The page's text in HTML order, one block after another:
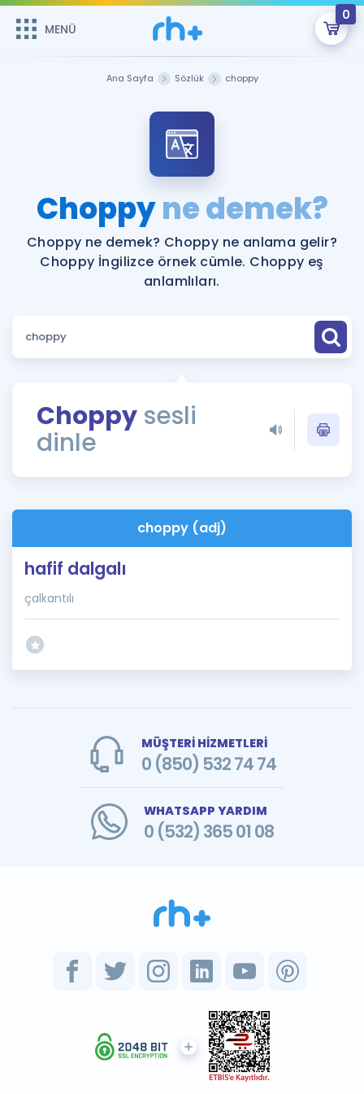
MENÜ
0
Şifremi Hatırlamıyorum
ÜYE DEĞİLİM
Sepetin Şu An Boş.
Remzi Hoca ile seni sınava hazırlayacak onlarca eğitim seni
bekliyor!
MENÜ
Katılımcı Görüşleri
Faydalı Araçlar
Sözlük
Rehberlik Aracı
ÖSYM Sınav Takvimi
İngilizce Gramer
Hakkımızda
Ana Sayfa Sözlük choppy
Choppyne demek?
Choppy ne demek? Choppy ne anlama gelir?
Choppy İngilizce örnek cümle. Choppy eş
anlamlıları.
Choppy sesli
dinle
choppy (adj)
hafif dalgalı
çalkantılı
MÜŞTERİ HİZMETLERİ
0 (850) 532 74 74
WHATSAPP YARDIM
0 (532) 365 01 08